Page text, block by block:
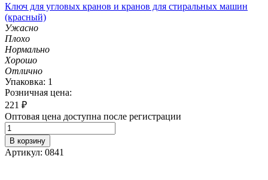
Ключ для угловых кранов и кранов для стиральных машин
(красный)
Ужасно
Плохо
Нормально
Хорошо
Отлично
Упаковка: 1
Розничная цена:
221 ₽
Оптовая цена доступна после регистрации
В корзину
Артикул: 0841